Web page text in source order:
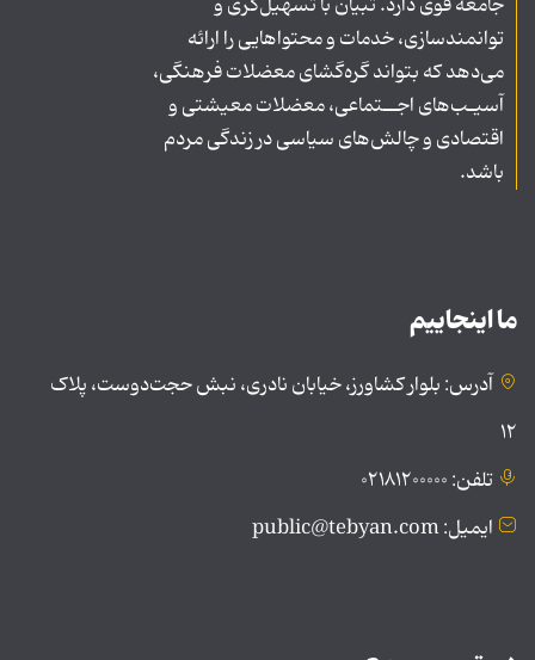
توانمندسازی، خدمات و محتواهایی را ارائه
می‌دهد که بتواند گره‌گشای معضلات فرهنگی،
آسیـب‌های اجــتماعی، معضلات معیشتی و
اقتصادی و چالش‌های سیاسی در زندگی مردم
باشد.
ما اینجاییم
آدرس: بلوار کشاورز، خیابان نادری، نبش حجت‌دوست، پلاک
۱۲
تلفن: ۰۲۱۸۱۲۰۰۰۰۰
ایمیل: public@tebyan.com